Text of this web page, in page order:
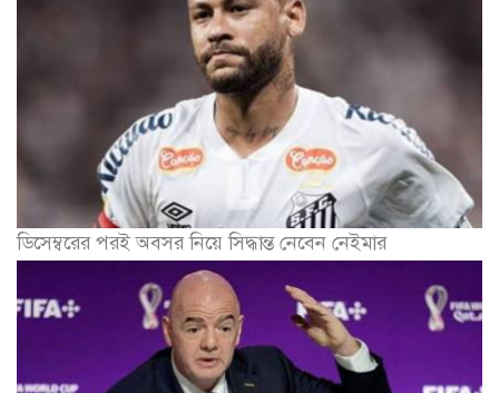
ডিসেম্বরের পরই অবসর নিয়ে সিদ্ধান্ত নেবেন নেইমার